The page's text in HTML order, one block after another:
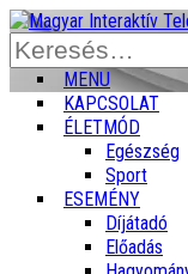
Keresés:
MENU
KAPCSOLAT
ÉLETMÓD
Egészség
Sport
ESEMÉNY
Díjátadó
Előadás